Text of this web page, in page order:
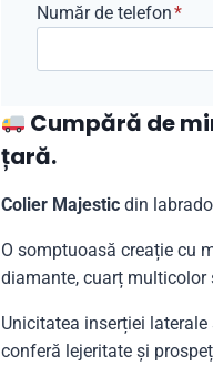
Număr de telefon*
Cumpără de
țară.
Colier Majesticdin
O somptuoasă creație cu
diamante, cuarț multicolor
Unicitatea inserției
conferă lejeritate și